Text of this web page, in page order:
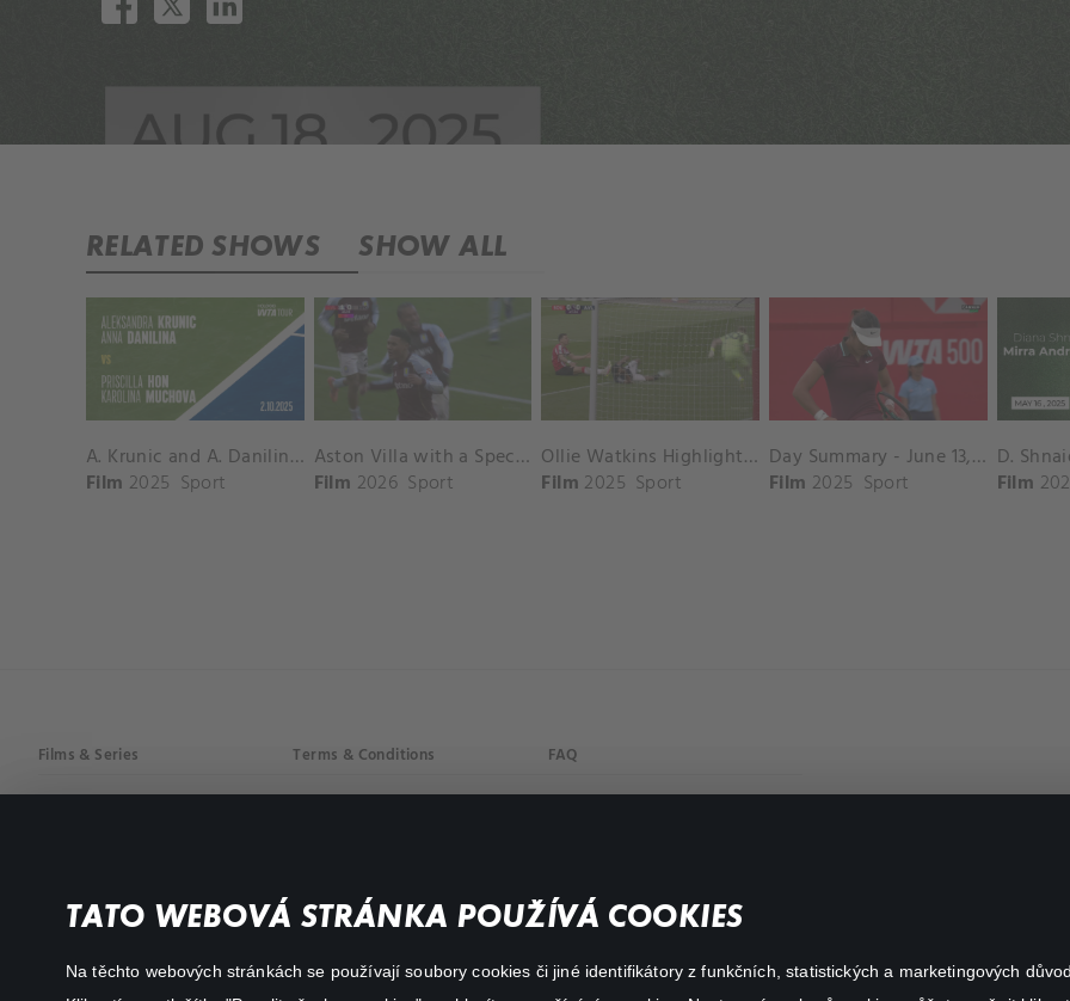
TATO WEBOVÁ STRÁNKA POUŽÍVÁ COOKIES
Na těchto webových stránkách se používají soubory cookies či jiné identifikátory z funkčních, statistických a marketingových
RELATED SHOWS SHOW ALL
A. Krunic and A. Danilina vs. P. Hon and K. Muchova Match Highlights - BEIJING_Capital Group Diamond ( October 02, 2025)
Film 2025 Sport
Aston Villa with a Spectacular Goal vs. Nottingham Forest
Film 2026 Sport
Ollie Watkins Highlights vs. Southampton
Film 2025 Sport
Day Summary - June 13, 2025
Film 2025 Sport
Film
Films & Series
Action
Terms & Conditions FAQ